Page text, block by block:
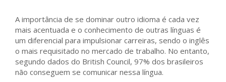
A importância de se dominar outro idioma é cada vez
mais acentuada e o conhecimento de outras línguas é
um diferencial para impulsionar carreiras, sendo o inglês
o mais requisitado no mercado de trabalho. No entanto,
segundo dados do British Council, 97% dos brasileiros
não conseguem se comunicar nessa língua.